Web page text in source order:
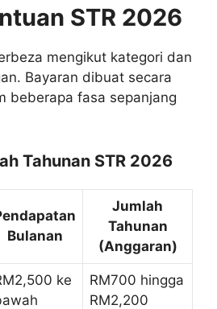
STR 2026
mengikut kategori dan
Bayaran dibuat secara
beberapa fasa sepanjang
Tahunan STR 2026
Bulanan
Jumlah
Tahunan
(Anggaran)
ke
RM700 hingga
RM2,200